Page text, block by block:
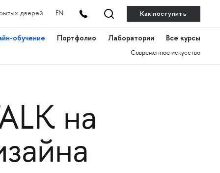
дверей EN Как поступить
обучение Портфолио Лаборатории Все курсы
Современное искусство
на